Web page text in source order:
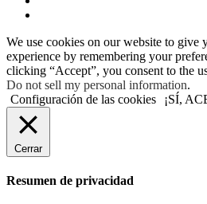
We use cookies on our website to give
experience by remembering your
clicking “Accept”, you consent to the
Do not sell my personal information.
Configuración de las cookies
¡SÍ,
Cerrar
Resumen de privacidad